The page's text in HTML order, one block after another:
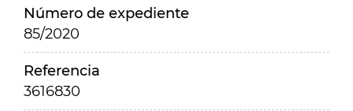
Número de expediente
85/2020
Referencia
3616830